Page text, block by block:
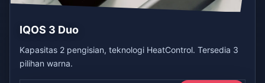
IQOS 3 Duo
Kapasitas 2 pengisian, teknologi HeatControl. Tersedia 3
pilihan warna.